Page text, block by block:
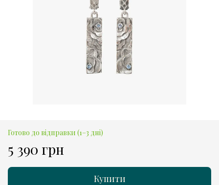
Готово до відправки (1–3 дні)
5 390 грн
Купити